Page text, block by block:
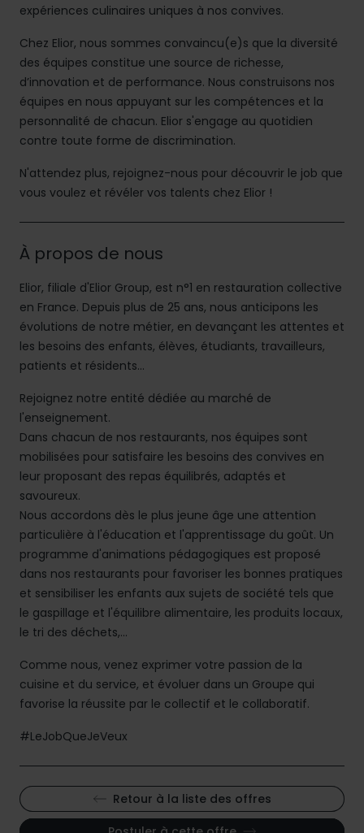
expériences culinaires uniques à nos convives.
Chez Elior, nous sommes convaincu(e)s que la diversité
des équipes constitue une source de richesse,
d’innovation et de performance. Nous construisons nos
équipes en nous appuyant sur les compétences et la
personnalité de chacun. Elior s'engage au quotidien
contre toute forme de discrimination.
N'attendez plus, rejoignez-nous pour découvrir le job que
vous voulez et révéler vos talents chez Elior !
À propos de nous
Elior, filiale d'Elior Group, est n°1 en restauration collective
en France. Depuis plus de 25 ans, nous anticipons les
évolutions de notre métier, en devançant les attentes et
les besoins des enfants, élèves, étudiants, travailleurs,
patients et résidents…
Rejoignez notre entité dédiée au marché de
l'enseignement.
Dans chacun de nos restaurants, nos équipes sont
mobilisées pour satisfaire les besoins des convives en
leur proposant des repas équilibrés, adaptés et
savoureux.
Nous accordons dès le plus jeune âge une attention
particulière à l'éducation et l'apprentissage du goût. Un
programme d'animations pédagogiques est proposé
dans nos restaurants pour favoriser les bonnes pratiques
et sensibiliser les enfants aux sujets de société tels que
le gaspillage et l'équilibre alimentaire, les produits locaux,
le tri des déchets,...
Comme nous, venez exprimer votre passion de la
cuisine et du service, et évoluer dans un Groupe qui
favorise la réussite par le collectif et le collaboratif.
#LeJobQueJeVeux
Retour à la liste des offres